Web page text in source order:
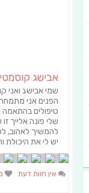
שמי אבישג ואני
הפנים אני מתמחה
טיפולים
שלי פונה אלייך
להמשיך לאהוב,
יש לי את היכולת
אין חוות דעת